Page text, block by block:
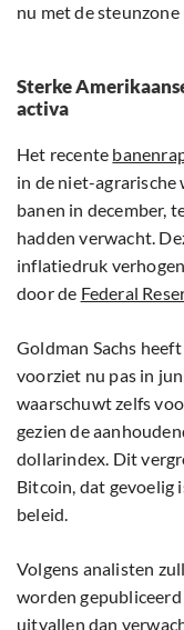
nu met de
Sterke
activa
Het recente
in de niet-agrarische
banen in december,
hadden verwacht.
inflatiedruk
door de Federal
Goldman Sachs
voorziet nu pas in
waarschuwt zelfs
gezien de
dollarindex. Dit
Bitcoin, dat gevoelig
beleid.
Volgens analisten
worden
uitvallen dan